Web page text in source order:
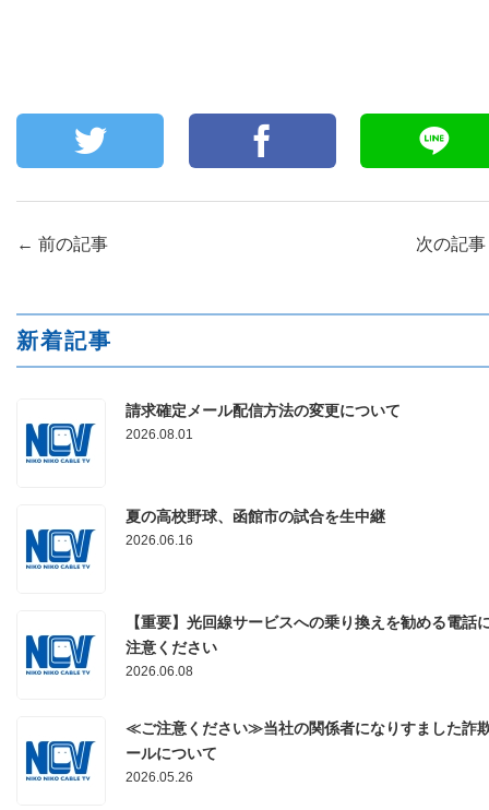
← 前の記事 次の記事
新着記事
請求確定メール配信方法の変更について
2026.08.01
夏の高校野球、函館市の試合を生中継
2026.06.16
【重要】光回線サービスへの乗り換えを勧める電話
注意ください
2026.06.08
≪ご注意ください≫当社の関係者になりすました詐
ールについて
2026.05.26